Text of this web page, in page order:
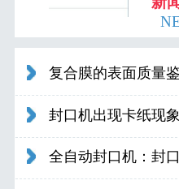
复合膜的表面质量
封口机出现卡纸现